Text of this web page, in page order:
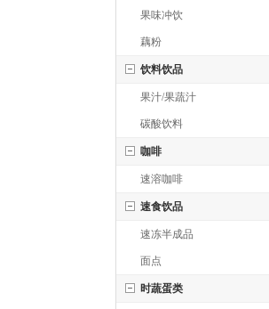
果味冲饮
藕粉
饮料饮品
果汁/果蔬汁
碳酸饮料
咖啡
速溶咖啡
速食饮品
速冻半成品
面点
时蔬蛋类